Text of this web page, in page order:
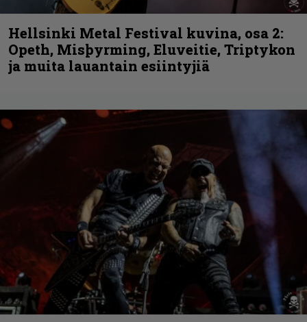
Hellsinki Metal Festival kuvina, osa 2:
Opeth, Misþyrming, Eluveitie, Triptykon
ja muita lauantain esiintyjiä